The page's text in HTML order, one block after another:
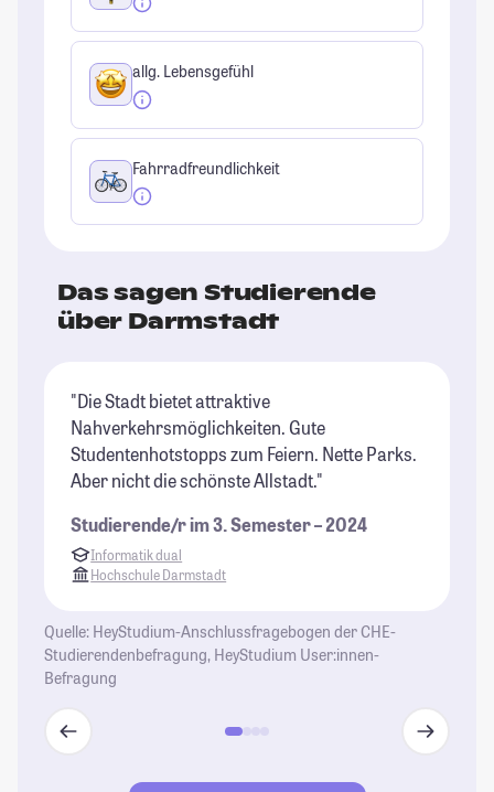
allg. Lebensgefühl
Fahrradfreundlichkeit
Das sagen Studierende
über Darmstadt
"Die Stadt bietet attraktive
Nahverkehrsmöglichkeiten. Gute
Studentenhotstopps zum Feiern. Nette Parks.
Aber nicht die schönste Allstadt."
Studierende/r im 3. Semester – 2024
Informatik dual
Hochschule Darmstadt
Quelle: HeyStudium-Anschlussfragebogen der CHE-
Studierendenbefragung, HeyStudium User:innen-
Befragung